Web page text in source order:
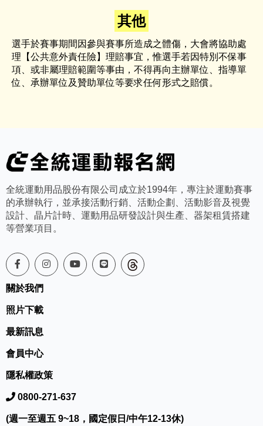
其他
選手於賽事期間因參與賽事所造成之體傷，大會將協助處
理【公共意外責任險】理賠事宜，惟選手若因特別不保事
項、或非屬理賠範圍等事由，不得再向主辦單位、指導單
位、承辦單位及贊助單位等要求任何形式之賠償。
全統運動用品股份有限公司成立於1994年，專注於運動賽事
的承辦執行，並承接活動行銷、活動企劃、活動影音及視覺
設計、晶片計時、運動用品研發設計與生產、器架租賃搭建
等營業項目。
關於我們
照片下載
最新訊息
會員中心
隱私權政策
0800-271-637
(週一至週五 9~18，國定假日/中午12-13休)